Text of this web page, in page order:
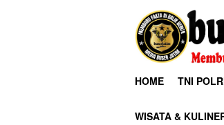
HOME TNI
WISATA &